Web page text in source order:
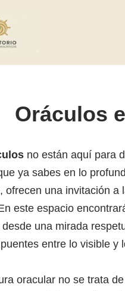
Oráculos
no están aquí para
ya sabes en lo
ofrecen una invitación a
este espacio
una mirada
entre lo visible y
oracular no se trata